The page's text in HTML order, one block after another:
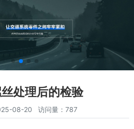
处理后的检验
08-20 访问量：787